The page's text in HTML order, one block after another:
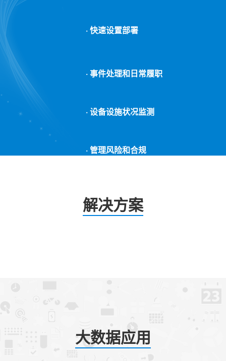
· 快速设置部署
· 事件处理和日常履职
· 设备设施状况监测
· 管理风险和合规
解决方案
大数据应用